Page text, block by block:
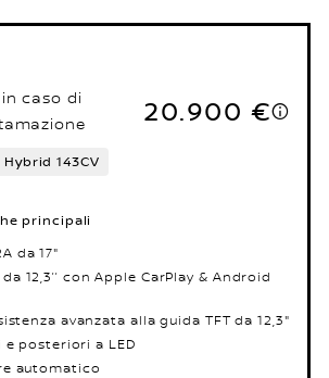
caso di
20.900 €
Hybrid 143CV
principali
da 17"
12,3’’ con Apple CarPlay & Android
avanzata alla guida TFT da 12,3"
posteriori a LED
automatico